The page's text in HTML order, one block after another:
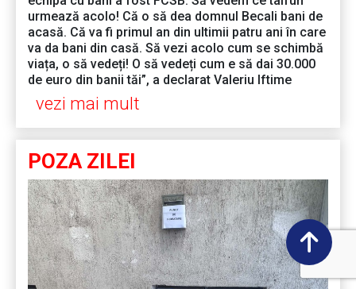
urmează acolo! Că o să dea domnul Becali bani de
acasă. Că va fi primul an din ultimii patru ani în care
va da bani din casă. Să vezi acolo cum se schimbă
viața, o să vedeți! O să vedeți cum e să dai 30.000
de euro din banii tăi”, a declarat Valeriu Iftime
vezi mai mult
POZA ZILEI